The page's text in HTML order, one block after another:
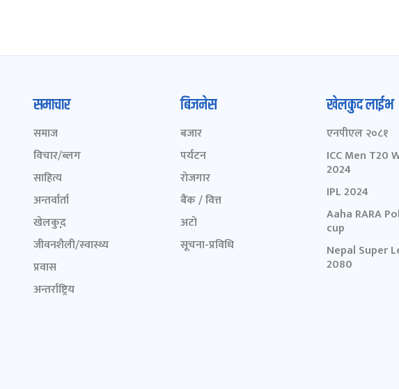
समाचार
समाज
विचार/ब्लग
साहित्य
अन्तर्वार्ता
खेलकुद़़
जीवनशैली/स्वास्थ्य
प्रवास
अन्तर्राष्ट्रिय
बिजनेस
बजार
पर्यटन
रोजगार
बैंक / वित्त
अटो
सूचना-प्रविधि
खेलकुद लाईभ
एनपीएल २०८१
ICC Men T20
2024
IPL 2024
Aaha RARA
cup
Nepal Super
2080